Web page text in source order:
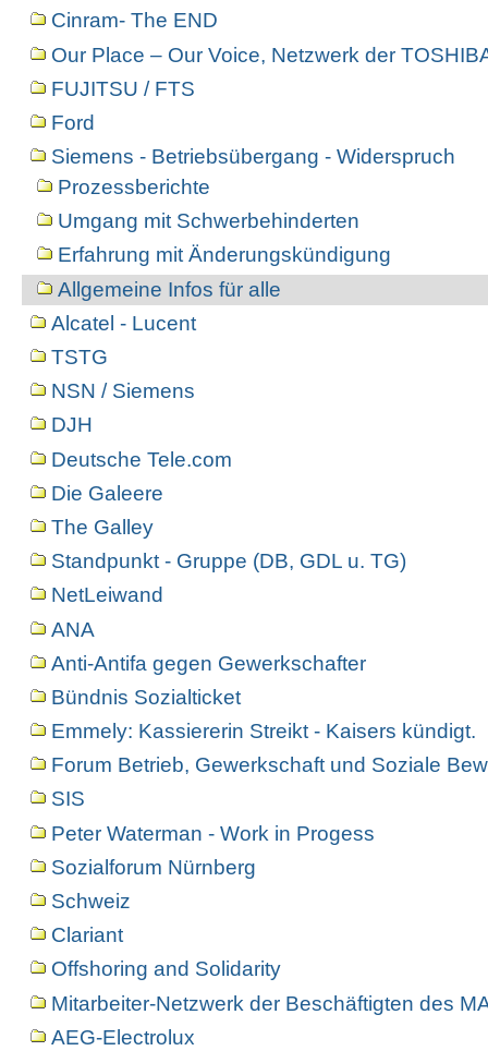
Cinram- The END
Our Place – Our Voice, Netzwerk der
FUJITSU / FTS
Ford
Siemens - Betriebsübergang - Widerspruch
Prozessberichte
Umgang mit Schwerbehinderten
Erfahrung mit Änderungskündigung
Allgemeine Infos für alle
Alcatel - Lucent
TSTG
NSN / Siemens
DJH
Deutsche Tele.com
Die Galeere
The Galley
Standpunkt - Gruppe (DB, GDL u. TG)
NetLeiwand
ANA
Anti-Antifa gegen Gewerkschafter
Bündnis Sozialticket
Emmely: Kassiererin Streikt - Kaisers kündigt.
Forum Betrieb, Gewerkschaft und Soziale
SIS
Peter Waterman - Work in Progess
Sozialforum Nürnberg
Schweiz
Clariant
Offshoring and Solidarity
Mitarbeiter-Netzwerk der Beschäftigten des
AEG-Electrolux